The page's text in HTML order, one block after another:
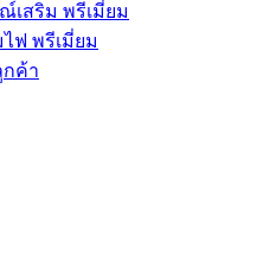
เสริม พรีเมี่ยม
ฟ พรีเมี่ยม
ค้า